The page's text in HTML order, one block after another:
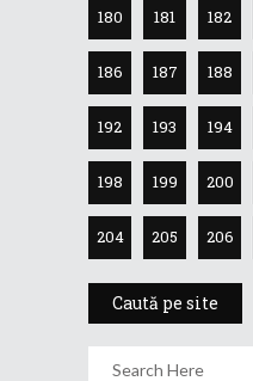
180 181 182
186 187 188
192 193 194
198 199 200
204 205 206
Caută pe site